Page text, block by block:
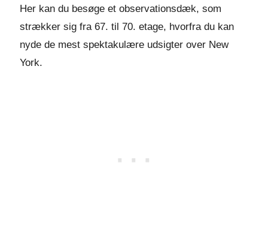
Her kan du besøge et observationsdæk, som
strækker sig fra 67. til 70. etage, hvorfra du kan
nyde de mest spektakulære udsigter over New
York.